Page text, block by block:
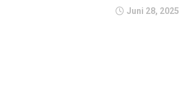
Juni 28, 2025